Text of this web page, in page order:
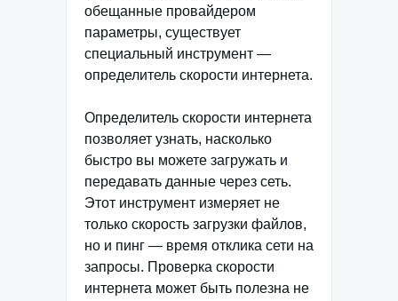
обещанные провайдером
параметры, существует
специальный инструмент —
определитель скорости интернета.
Определитель скорости интернета
позволяет узнать, насколько
быстро вы можете загружать и
передавать данные через сеть.
Этот инструмент измеряет не
только скорость загрузки файлов,
но и пинг — время отклика сети на
запросы. Проверка скорости
интернета может быть полезна не